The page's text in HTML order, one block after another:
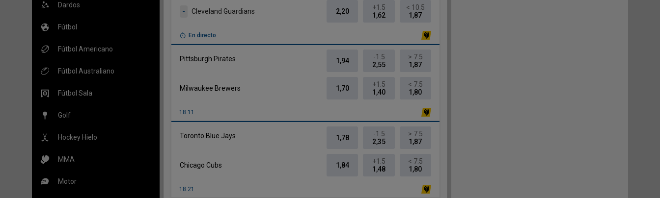
Dardos
Fútbol
Fútbol Americano
Fútbol Australiano
Fútbol Sala
Golf
Hockey Hielo
MMA
Motor
Cleveland Guardians
- 2,20
+1.5
1,62
< 10.5
1,87
En directo
Pittsburgh Pirates 1,94
-1.5
2,55
> 7.5
1,87
Milwaukee Brewers 1,70
+1.5
1,40
< 7.5
1,80
18:11
Toronto Blue Jays 1,78
-1.5
2,35
> 7.5
1,87
Chicago Cubs 1,84
+1.5
1,48
< 7.5
1,80
18:21